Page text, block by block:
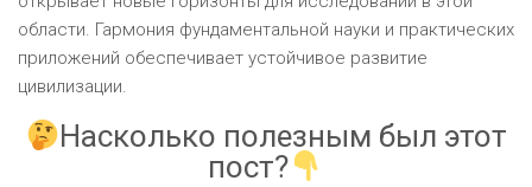
области. Гармония фундаментальной науки и практических
приложений обеспечивает устойчивое развитие
цивилизации.
Насколько полезным был этот
пост?